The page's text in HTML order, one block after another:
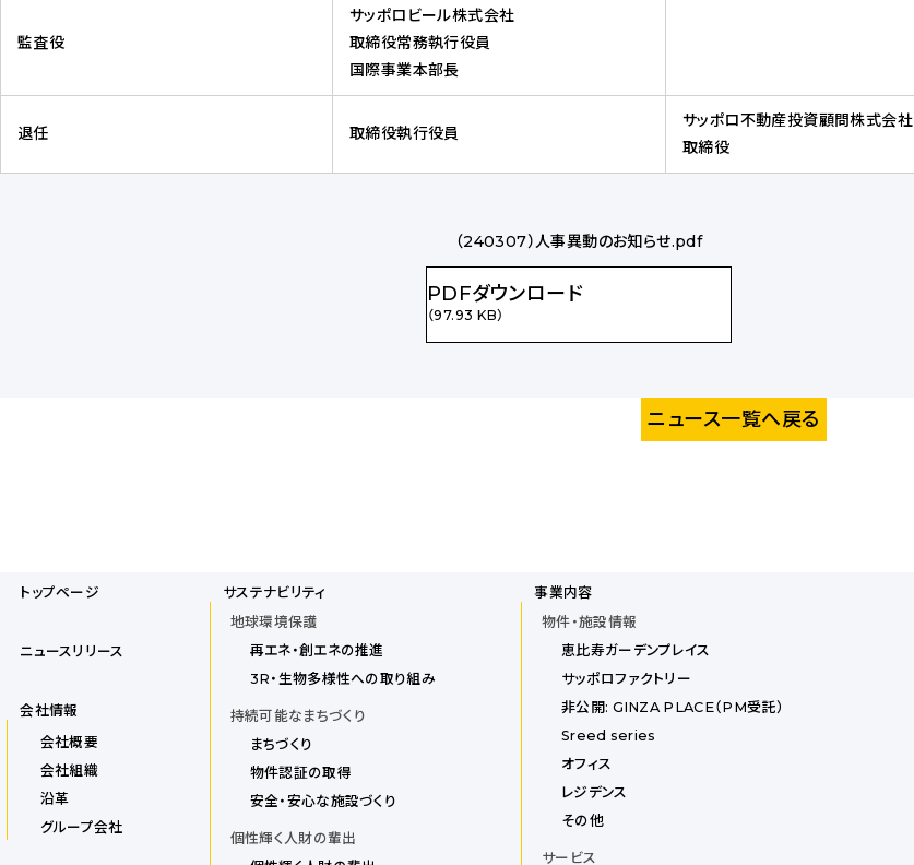
監査役
サッポロビール株式会社
取締役常務執行役員
国際事業本部長
退任 取締役執行役員
サッポロ不動産投資顧問株式会社
取締役
（240307）人事異動のお知らせ.pdf
PDFダウンロード
（97.93 KB）
ニュース一覧へ戻る
トップページ
ニュースリリース
会社情報
会社概要
会社組織
沿革
グループ会社
サステナビリティ
地球環境保護
再エネ・創エネの推進
3R・生物多様性への取り組み
持続可能なまちづくり
まちづくり
物件認証の取得
安全・安心な施設づくり
個性輝く人財の輩出
事業内容
物件・施設情報
恵比寿ガーデンプレイス
サッポロファクトリー
非公開: GINZA PLACE（PM受託）
Sreed series
オフィス
レジデンス
その他
サービス